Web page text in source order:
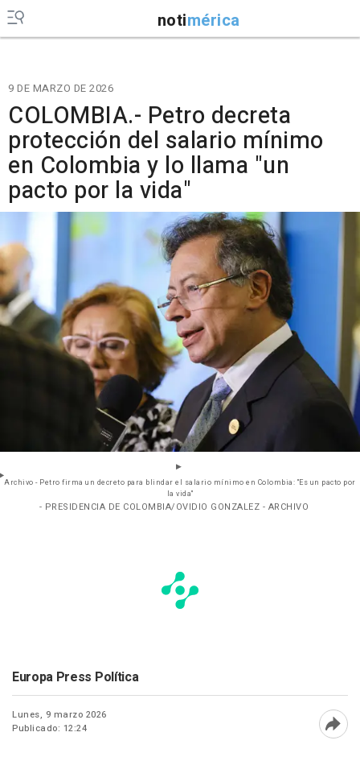
notimérica
9 DE MARZO DE 2026
COLOMBIA.- Petro decreta
protección del salario mínimo
en Colombia y lo llama "un
pacto por la vida"
Archivo - Petro firma un decreto para blindar el salario mínimo en Colombia: "Es un pacto por
la vida"
- PRESIDENCIA DE COLOMBIA/OVIDIO GONZALEZ - ARCHIVO
Europa Press Política
Lunes, 9 marzo 2026
Publicado: 12:24